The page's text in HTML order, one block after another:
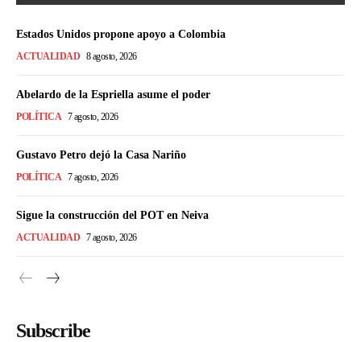
Estados Unidos propone apoyo a Colombia
ACTUALIDAD 8 agosto, 2026
Abelardo de la Espriella asume el poder
POLÍTICA 7 agosto, 2026
Gustavo Petro dejó la Casa Nariño
POLÍTICA 7 agosto, 2026
Sigue la construcción del POT en Neiva
ACTUALIDAD 7 agosto, 2026
Subscribe